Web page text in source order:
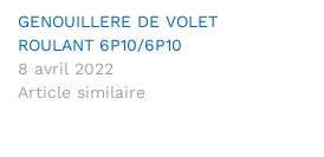
GENOUILLERE DE VOLET
ROULANT 6P10/6P10
8 avril 2022
Article similaire